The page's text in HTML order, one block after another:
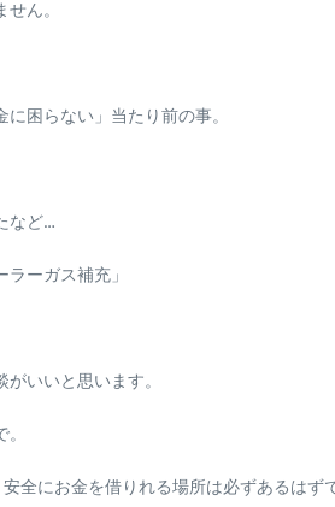
ん。
困らない」当たり前の事。
など…
ーガス補充」
いいと思います。
全にお金を借りれる場所は必ずあるはずで